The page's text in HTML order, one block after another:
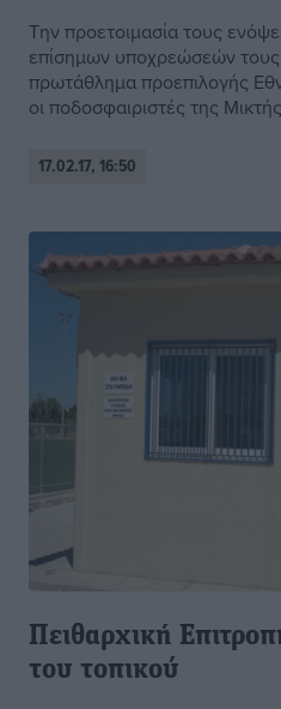
Την προετοιμασία τους
επίσημων υποχρεώσεών
πρωτάθλημα προεπιλογής
οι ποδοσφαιριστές της
17.02.17, 16:50
Πειθαρχική
του τοπικού